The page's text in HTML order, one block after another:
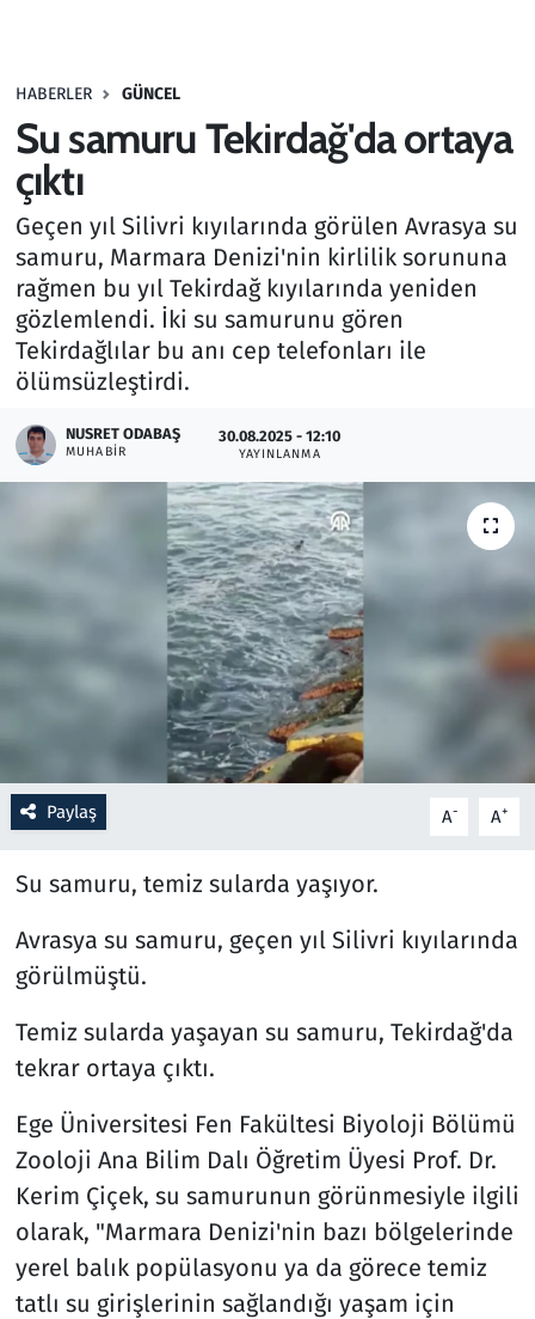
HABERLER GÜNCEL
Su samuru Tekirdağ'da ortaya
çıktı
Geçen yıl Silivri kıyılarında görülen Avrasya su
samuru, Marmara Denizi'nin kirlilik sorununa
rağmen bu yıl Tekirdağ kıyılarında yeniden
gözlemlendi. İki su samurunu gören
Tekirdağlılar bu anı cep telefonları ile
ölümsüzleştirdi.
NUSRET ODABAŞ
MUHABIR
30.08.2025 - 12:10
YAYINLANMA
Paylaş A- A+
Su samuru, temiz sularda yaşıyor.
Avrasya su samuru, geçen yıl Silivri kıyılarında
görülmüştü.
Temiz sularda yaşayan su samuru, Tekirdağ'da
tekrar ortaya çıktı.
Ege Üniversitesi Fen Fakültesi Biyoloji Bölümü
Zooloji Ana Bilim Dalı Öğretim Üyesi Prof. Dr.
Kerim Çiçek, su samurunun görünmesiyle ilgili
olarak, "Marmara Denizi'nin bazı bölgelerinde
yerel balık popülasyonu ya da görece temiz
tatlı su girişlerinin sağlandığı yaşam için
Haber
Kültür Sanat
Kurumsal Haberler
Lezzet Durağı
Memur ve Kamu
Resmi İlanlar
Rüya Tabirleri
Savunma Sanayi
Seçim 2023
Spor
Teknoloji ve Bilim
Televizyon